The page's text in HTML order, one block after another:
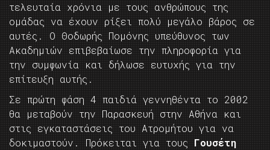
τελευταία χρόνια με τους ανθρώπους της
ομάδας να έχουν ρίξει πολύ μεγάλο βάρος σε
αυτές. Ο Θοδωρής Πομόνης υπεύθυνος των
Ακαδημιών επιβεβαίωσε την πληροφορία για
την συμφωνία και δήλωσε ευτυχής για την
επίτευξη αυτής.
Σε πρώτη φάση 4 παιδιά γεννηθέντα το 2002
θα μεταβούν την Παρασκευή στην Αθήνα και
στις εγκαταστάσεις του Ατρομήτου για να
δοκιμαστούν. Πρόκειται για τους Γουσέτη